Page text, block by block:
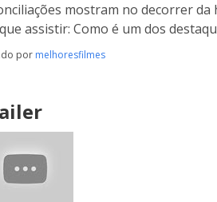
mostram no decorrer
assistir: Como é um dos
por melhoresfilmes